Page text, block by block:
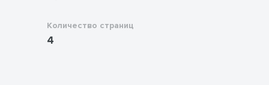
Количество страниц
4